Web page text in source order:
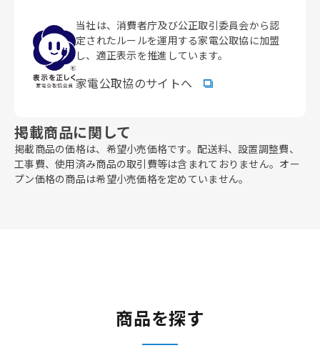
当社は、消費者庁及び公正取引委員会から認
定されたルールを運用する家電公取協に加盟
し、 適正表示を推進しています。
家電公取協のサイトへ
掲載商品に関して
掲載商品の価格は、希望小売価格です。配送料、設置調整費、
工事費、使用済み商品の取引費等は含まれておりません。 オー
プン価格の商品は希望小売価格を定めていません。
商品を探す